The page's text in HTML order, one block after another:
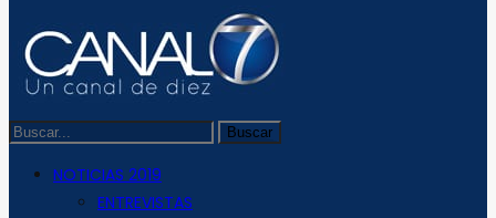
NOTICIAS 2019
ENTREVISTAS